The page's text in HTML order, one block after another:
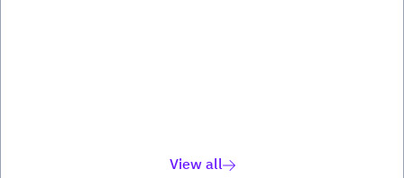
View all